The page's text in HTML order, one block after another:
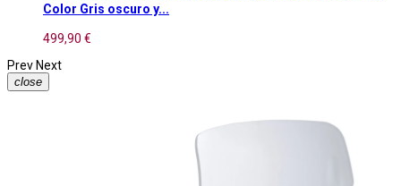
Color Gris oscuro y...
499,90 €
Prev Next
close